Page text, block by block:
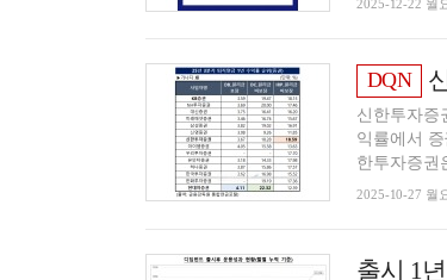
2025-12-22 월
DQN 신
신한투자증
익률에서
한투자증권
2025-10-27 월
출시 1